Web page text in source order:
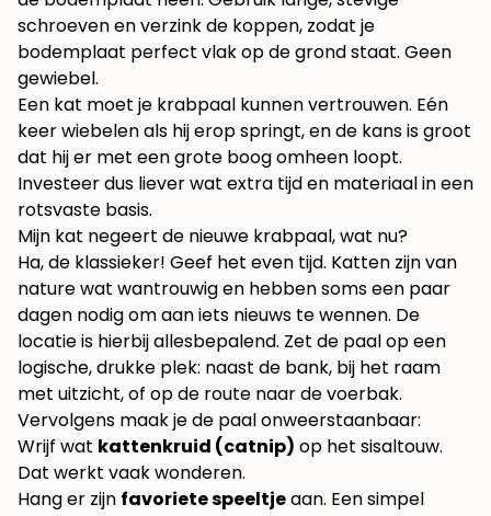
schroeven en verzink de koppen, zodat je
bodemplaat perfect vlak op de grond staat. Geen
gewiebel.
Een kat moet je krabpaal kunnen vertrouwen. Eén
keer wiebelen als hij erop springt, en de kans is groot
dat hij er met een grote boog omheen loopt.
Investeer dus liever wat extra tijd en materiaal in een
rotsvaste basis.
Mijn kat negeert de nieuwe krabpaal, wat nu?
Ha, de klassieker! Geef het even tijd. Katten zijn van
nature wat wantrouwig en hebben soms een paar
dagen nodig om aan iets nieuws te wennen. De
locatie is hierbij allesbepalend. Zet de paal op een
logische, drukke plek: naast de bank, bij het raam
met uitzicht, of op de route naar de voerbak.
Vervolgens maak je de paal onweerstaanbaar:
Wrijf wat kattenkruid (catnip) op het sisaltouw.
Dat werkt vaak wonderen.
Hang er zijn favoriete speeltjeaan. Een simpel